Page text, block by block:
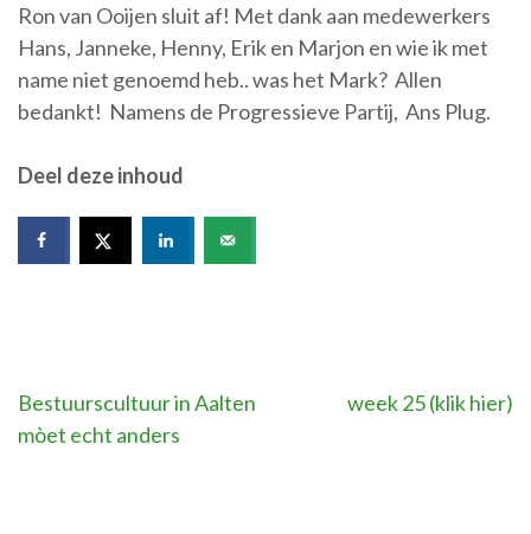
Ron van Ooijen sluit af! Met dank aan medewerkers
Hans, Janneke, Henny, Erik en Marjon en wie ik met
name niet genoemd heb.. was het Mark? Allen
bedankt! Namens de Progressieve Partij, Ans Plug.
Deel deze inhoud
Bericht
Bestuurscultuur in Aalten
mòet echt anders
week 25 (klik hier)